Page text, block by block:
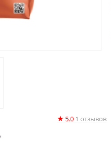
★ 5.0 1 отзывов